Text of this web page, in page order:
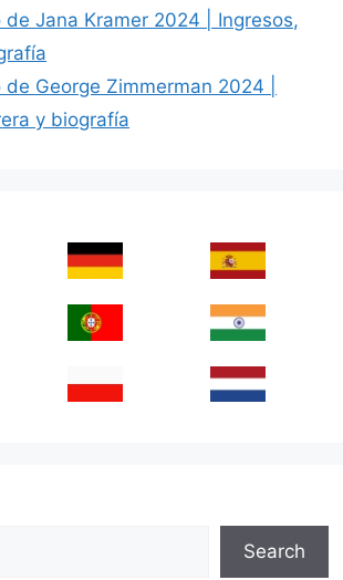
de Jana Kramer 2024 | Ingresos,
George Zimmerman 2024 |
y biografía
Search